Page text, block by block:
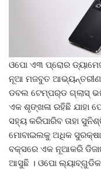
ଓପୋ ଏ୩ ପ୍ରୋର
ନୂଆ ମଜବୁତ ଆଭ୍ୟନ୍ତରୀଣ
ଡବଲ ଟେମ୍ପର୍‌ଡ ଗ୍ଲାସ୍
ଏକ ଶୃଙ୍ଖଳା ରହିଛି ଯାହା
ସହ୍ୟ କରିପାରିବ ତାହା
ମୋବାଇଲକୁ ଅଧିକ
ବକ୍ସରେ ଏକ ନୂଆକରି
ଆସୁଛି । ଓପୋ